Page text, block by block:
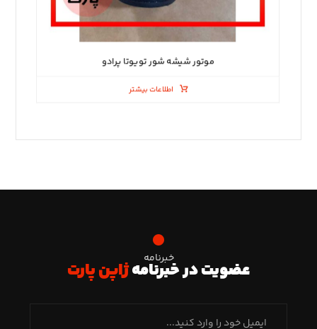
موتور شیشه شور تویوتا پرادو
اطلاعات بیشتر
خبرنامه
عضویت در خبرنامهژاپن پارت